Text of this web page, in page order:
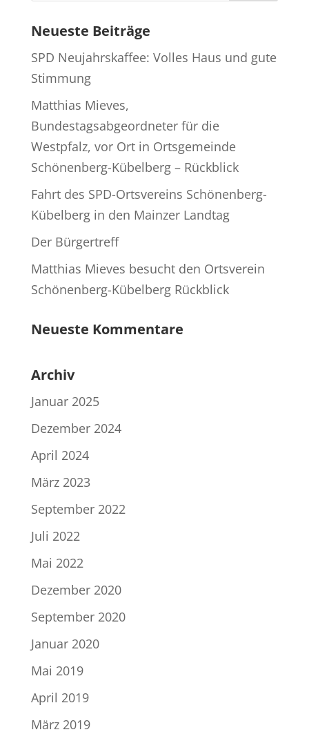
Neueste Beiträge
SPD Neujahrskaffee: Volles Haus und gute
Stimmung
Matthias Mieves,
Bundestagsabgeordneter für die
Westpfalz, vor Ort in Ortsgemeinde
Schönenberg-Kübelberg – Rückblick
Fahrt des SPD-Ortsvereins Schönenberg-
Kübelberg in den Mainzer Landtag
Der Bürgertreff
Matthias Mieves besucht den Ortsverein
Schönenberg-Kübelberg Rückblick
Neueste Kommentare
Archiv
Januar 2025
Dezember 2024
April 2024
März 2023
September 2022
Juli 2022
Mai 2022
Dezember 2020
September 2020
Januar 2020
Mai 2019
April 2019
März 2019